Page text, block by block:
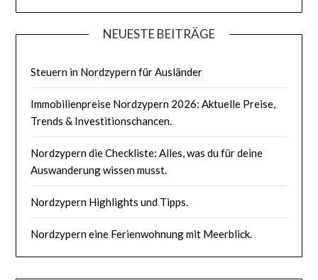
NEUESTE BEITRÄGE
Steuern in Nordzypern für Ausländer
Immobilienpreise Nordzypern 2026: Aktuelle Preise,
Trends & Investitionschancen.
Nordzypern die Checkliste: Alles, was du für deine
Auswanderung wissen musst.
Nordzypern Highlights und Tipps.
Nordzypern eine Ferienwohnung mit Meerblick.